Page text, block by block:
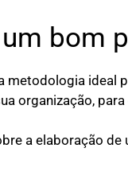
bom
metodologia ideal
organização,
a elaboração